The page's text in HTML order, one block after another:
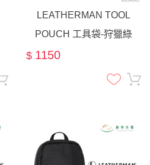
LEATHERMAN TOOL
POUCH 工具袋-狩獵綠
$ 1150